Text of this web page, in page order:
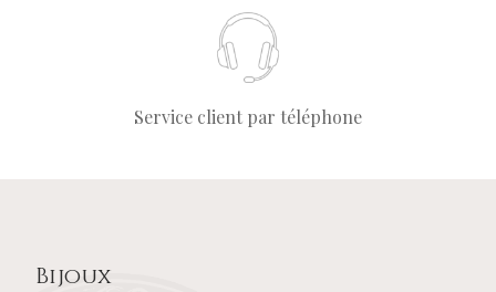
Service client par téléphone
Bijoux